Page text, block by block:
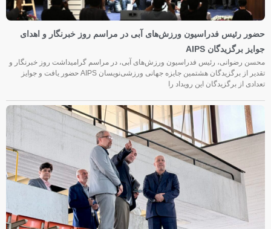
حضور رئیس فدراسیون ورزش‌های آبی در مراسم روز خبرنگار و اهدای
جوایز برگزیدگان AIPS
محسن رضوانی، رئیس فدراسیون ورزش‌های آبی، در مراسم گرامیداشت روز خبرنگار و
تقدیر از برگزیدگان هشتمین جایزه جهانی ورزشی‌نویسان AIPS حضور یافت و جوایز
تعدادی از برگزیدگان این رویداد را